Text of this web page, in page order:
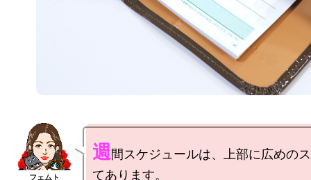
週間スケジュールは、上部に広めの
てあります。